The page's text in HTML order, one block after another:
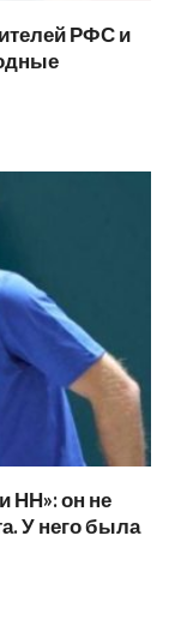
РФС и
НН»: он не
У него была